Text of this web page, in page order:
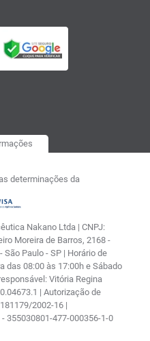
determinações da
Nakano Ltda | CNPJ:
Moreira de Barros, 2168 -
São Paulo - SP | Horário de
das 08:00 às 17:00h e Sábado
Vitória Regina
| Autorização de
2002-16 |
355030801-477-000356-1-0